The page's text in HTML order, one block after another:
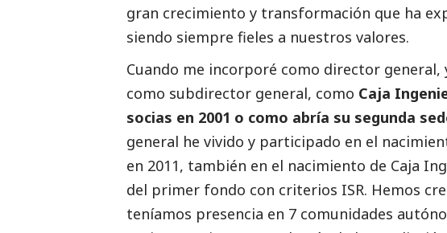
gran crecimiento y transformación que ha
siendo siempre fieles a nuestros valores.
Cuando me incorporé como director general,
como subdirector general, como Caja
socias en 2001 o como abría su segunda
general he vivido y participado en el
en 2011, también en el nacimiento de Caja
del primer fondo con criterios ISR. Hemos
teníamos presencia en 7 comunidades